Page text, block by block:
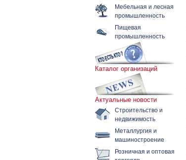
Мебельная и лесная
промышленность
Пищевая
промышленность
Каталог организаций
Актуальные новости
Строительство и
недвижимость
Металлургия и
машиностроение
Розничная и оптовая